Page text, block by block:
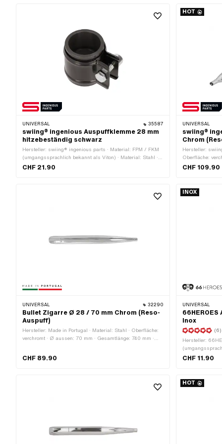
UNIVERSAL 35587
swiing® ingenious Auspuffklemme 28 mm
hitzebeständig schwarz
Hersteller: swiing® ingenious parts · Material: FPM / FKM
(umgangssprachlich bekannt als Viton) · Material: Stahl ·
Oberfläche: beschichtet · Ø innen: 25 - 28 mm ·
CHF 21.90
HOT
UNIVERSAL
swiing®
Chrom
Hersteller:
Oberfläche:
730 mm ·
CHF 109.90
UNIVERSAL 32290
Bullet Zigarre Ø 28 / 70 mm Chrom (Reso-
Auspuff)
Hersteller: Made in Portugal · Material: Stahl · Oberfläche:
verchromt · Ø aussen: 70 mm · Gesamtlänge: 740 mm ·
CHF 89.90
INOX
UNIVERSAL
Inox
(6)
Hersteller:
elektropoliert ·
CHF 11.90
HOT